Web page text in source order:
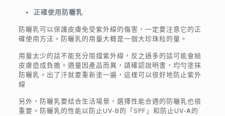
正確使用防曬乳
防曬乳可以保護皮膚免受紫外線的傷害，一定要注意它的正
確使用方法。防曬乳的用量大概是一個大珍珠粒的量。
用量太少的話不能充分阻擋紫外線，反之過多的話可能會給
皮膚造成負擔。適量因產品而異，請確認說明書，均勻塗抹
防曬乳。出了汗就要重新塗一遍，這樣可以很好地防止紫外
線
另外，防曬乳要結合生活場景，選擇性能合適的防曬乳也很
重要。防曬乳的性能以防止UV-B的「SPF」和防止UV-A的